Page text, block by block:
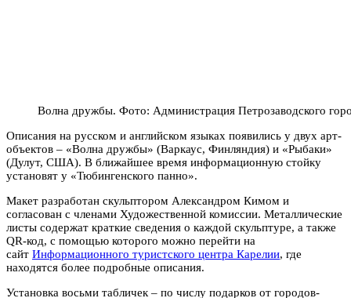
Волна дружбы. Фото: Администрация Петрозаводского
Описания на русском и английском языках появились у двух арт-
объектов – «Волна дружбы» (Варкаус, Финляндия) и «Рыбаки»
(Дулут, США). В ближайшее время информационную стойку
установят у «Тюбингенского панно».
Макет разработан скульптором Александром Кимом и
согласован с членами Художественной комиссии. Металлические
листы содержат краткие сведения о каждой скульптуре, а также
QR-код, с помощью которого можно перейти на
сайт Информационного туристского центра Карелии, где
находятся более подробные описания.
Установка восьми табличек – по числу подарков от городов-